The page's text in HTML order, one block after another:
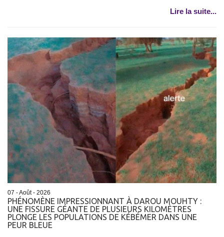
Lire la suite...
07 - Août - 2026
PHÉNOMÈNE IMPRESSIONNANT À DAROU MOUHTY :
UNE FISSURE GÉANTE DE PLUSIEURS KILOMÈTRES
PLONGE LES POPULATIONS DE KÉBÉMER DANS UNE
PEUR BLEUE